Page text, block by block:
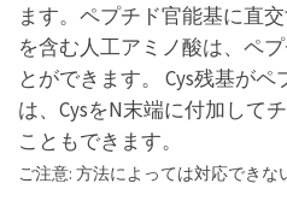
ます。ペプチド官能基に直
を含む人工アミノ酸は、ペ
とができます。 Cys残基が
は、CysをN末端に付加して
こともできます。
ご注意: 方法によっては対応できな